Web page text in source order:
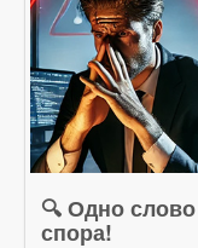
🔍 Одно слово
спора!